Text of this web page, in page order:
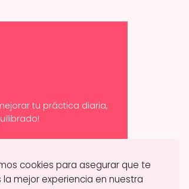
tu práctica diaria,
Contacto
cookies para asegurar que te
mejor experiencia en nuestra